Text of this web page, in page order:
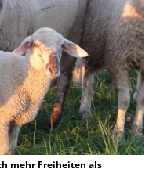
mehr Freiheiten als